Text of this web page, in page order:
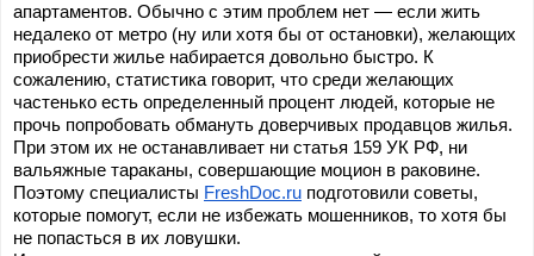
апартаментов. Обычно с этим проблем нет — если жить
недалеко от метро (ну или хотя бы от остановки), желающих
приобрести жилье набирается довольно быстро. К
сожалению, статистика говорит, что среди желающих
частенько есть определенный процент людей, которые не
прочь попробовать обмануть доверчивых продавцов жилья.
При этом их не останавливает ни статья 159 УК РФ, ни
вальяжные тараканы, совершающие моцион в раковине.
Поэтому специалисты FreshDoc.ru подготовили советы,
которые помогут, если не избежать мошенников, то хотя бы
не попасться в их ловушки.